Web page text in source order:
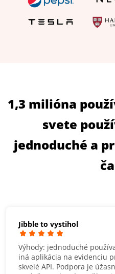
1,3 milióna
svete
jednoduché a
Jibble to vystihol
Výhody: jednoduché
iná aplikácia na evidenciu
skvelé API. Podpora je